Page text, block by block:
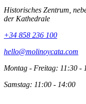
Historisches Zentrum,
der Kathedrale
+34 858 236 100
hello@molinoycata.com
Montag - Freitag: 11:30 -
Samstag: 11:00 - 14:00